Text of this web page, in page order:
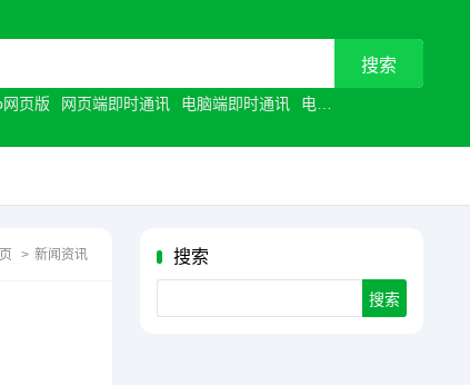
页版 网页端即时通讯 电脑端即时通讯 电脑聊天工具
搜索
> 新闻资讯